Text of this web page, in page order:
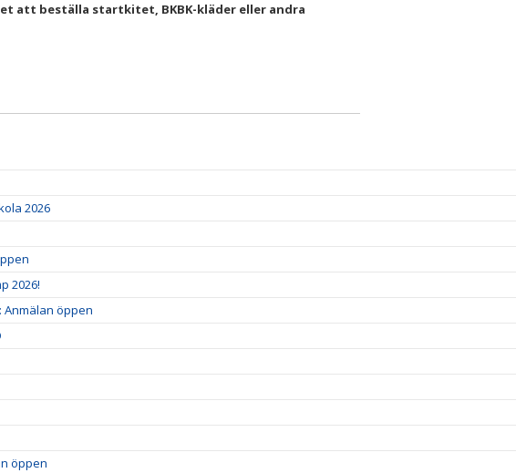
att beställa startkitet, BKBK-kläder eller andra
2026
2026!
Anmälan öppen
öppen